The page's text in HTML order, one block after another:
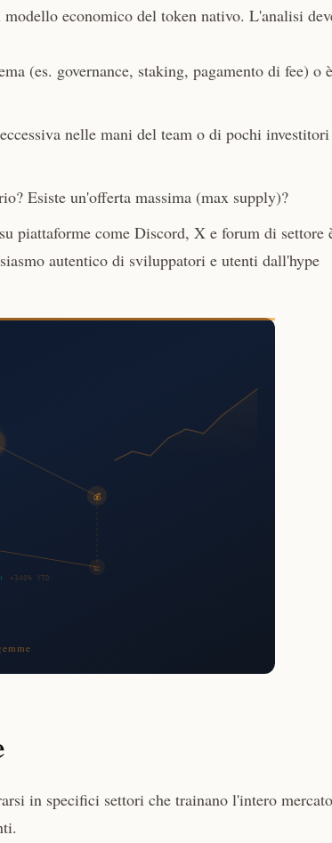
economico del token nativo. L'analisi
(es. governance, staking, pagamento di fee) o è
nelle mani del team o di pochi investitori
Esiste un'offerta massima (max supply)?
piattaforme come Discord, X e forum di settore
autentico di sviluppatori e utenti dall'hype
in specifici settori che trainano l'intero